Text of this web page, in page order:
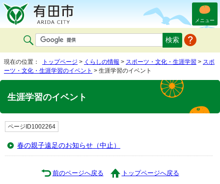
メニュー
現在の位置： トップページ > くらしの情報 > スポーツ・文化・生涯学習 > スポ
ーツ・文化・生涯学習のイベント > 生涯学習のイベント
生涯学習のイベント
ページID1002264
春の親子遠足のお知らせ（中止）
前のページへ戻る トップページへ戻る